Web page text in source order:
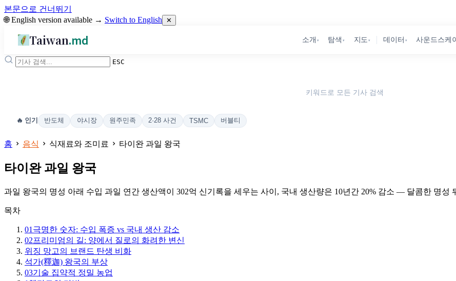
본문으로 건너뛰기
🌐 English version available → Switch to English ✕
Taiwan.md 소개 ▾ 탐색 ▾ 지도 ▾ 데이터 ▾ 사운드스케
ESC
키워드로 모든 기사 검색
🔥 인기 반도체 야시장 원주민족 2·28 사건 TSMC 버블티
홈 음식 식재료와 조미료 타이완 과일 왕국
타이완 과일 왕국
과일 왕국의 명성 아래 수입 과일 연간 생산액이 302억 신기록을 세우는 사이, 국내 생산량은 10년간 20% 감소 — 달콤한 명성
목차
01 극명한 숫자: 수입 폭증 vs 국내 생산 감소
02프리미엄의 길: 양에서 질로의 화려한 변신
위징 망고의 브랜드 탄생 비화
석가(釋迦) 왕국의 부상
03기술 집약적 정밀 농업